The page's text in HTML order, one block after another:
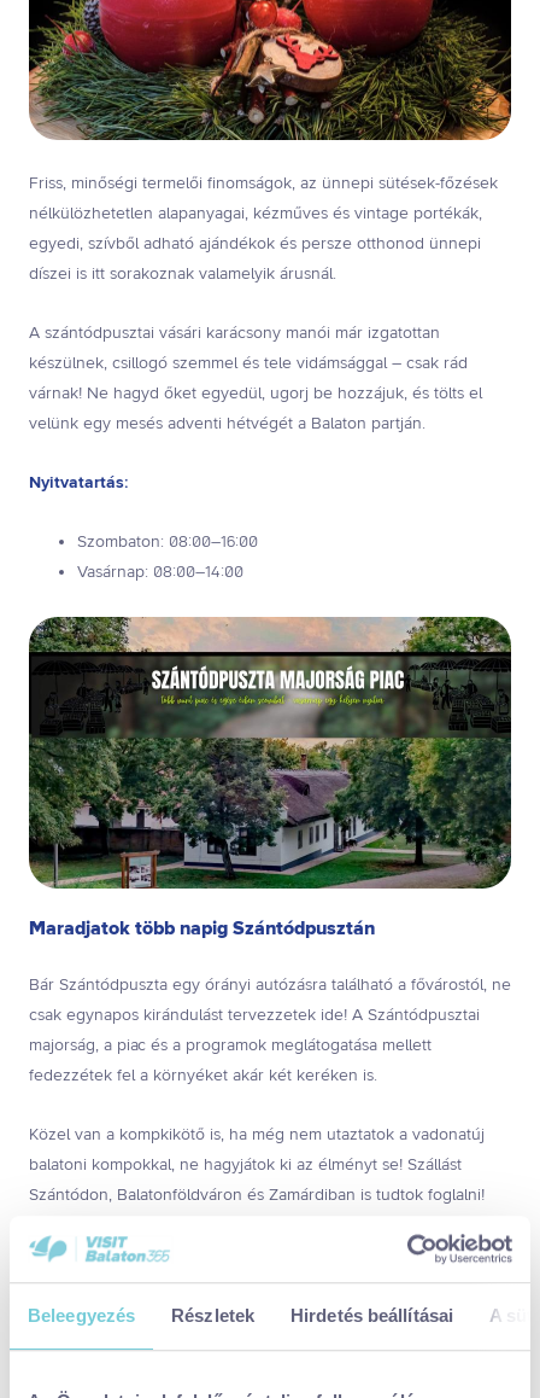
Beleegyezés Részletek Hirdetés beállításai A
Friss, minőségi termelői finomságok, az ünnepi sütések-főzések
nélkülözhetetlen alapanyagai, kézműves és vintage portékák,
egyedi, szívből adható ajándékok és persze otthonod ünnepi
díszei is itt sorakoznak valamelyik árusnál.
A szántódpusztai vásári karácsony manói már izgatottan
készülnek, csillogó szemmel és tele vidámsággal – csak rád
várnak! Ne hagyd őket egyedül, ugorj be hozzájuk, és tölts el
velünk egy mesés adventi hétvégét a Balaton partján.
Nyitvatartás:
Szombaton: 08:00–16:00
Vasárnap: 08:00–14:00
Maradjatok több napig Szántódpusztán
Bár Szántódpuszta egy órányi autózásra található a fővárostól, ne
csak egynapos kirándulást tervezzetek ide! A Szántódpusztai
majorság, a piac és a programok meglátogatása mellett
fedezzétek fel a környéket akár két keréken is.
Közel van a kompkikötő is, ha még nem utaztatok a vadonatúj
balatoni kompokkal, ne hagyjátok ki az élményt se! Szállást
Szántódon, Balatonföldváron és Zamárdiban is tudtok foglalni!
Megosztom: